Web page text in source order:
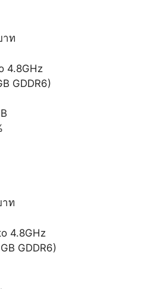
าท
4.8GHz
GDDR6)
าท
4.8GHz
GDDR6)